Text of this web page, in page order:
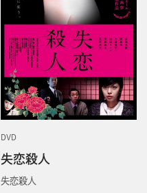
DVD
失恋殺人
失恋殺人